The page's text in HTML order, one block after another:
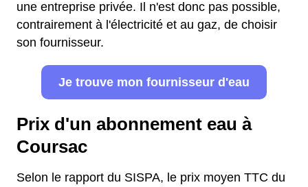
une entreprise privée. Il n'est donc pas possible,
contrairement à l'électricité et au gaz, de choisir
son fournisseur.
Je trouve mon fournisseur d'eau
Prix d'un abonnement eau à
Coursac
Selon le rapport du SISPA, le prix moyen TTC du